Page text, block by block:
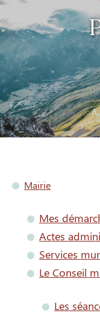
Mairie
Mes
Actes
Services
Le Conseil
Les